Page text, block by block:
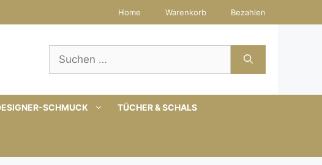
Home Warenkorb Bezahlen
Suchen
nach:
SCHMUCK TÜCHER & SCHALS